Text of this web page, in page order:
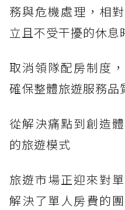
務與危機處理，相
立且不受干擾的休息
取消領隊配房制度
確保整體旅遊服務品
從解決痛點到創造
的旅遊模式
旅遊市場正迎來對
解決了單人房費的